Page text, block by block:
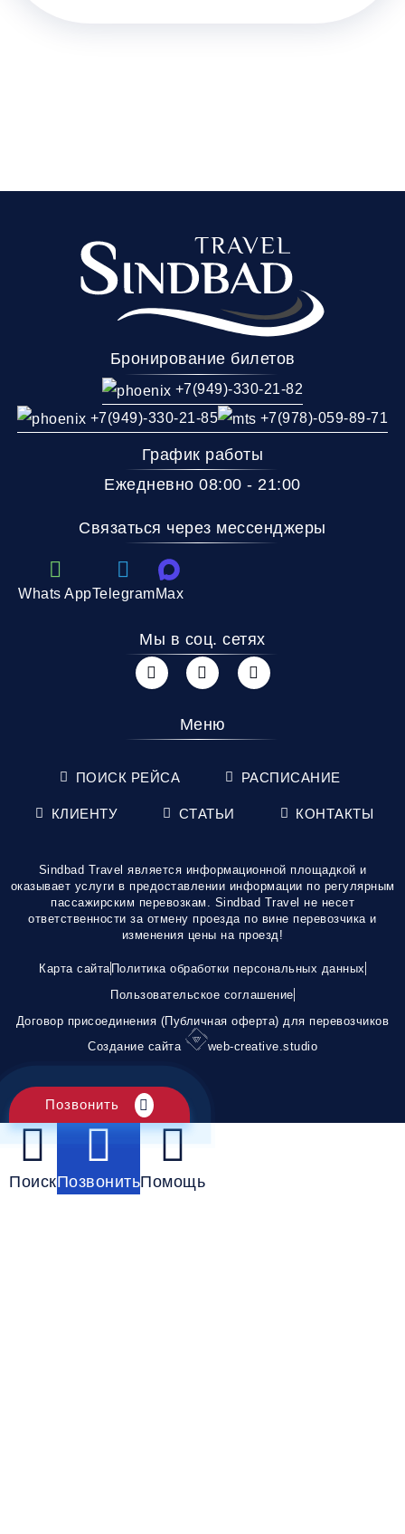
Бронирование билетов
+7(949)-330-21-82
+7(949)-330-21-85
+7(978)-059-89-71
График работы
Ежедневно 08:00 - 21:00
Связаться через мессенджеры
Whats AppTelegramMax
Мы в соц. сетях
Меню
ПОИСК РЕЙСА РАСПИСАНИЕ
КЛИЕНТУ СТАТЬИ КОНТАКТЫ
Sindbad Travel является информационной площадкой и
оказывает услуги в предоставлении информации по регулярным
пассажирским перевозкам. Sindbad Travel не несет
ответственности за отмену проезда по вине перевозчика и
изменения цены на проезд!
Карта сайта Политика обработки персональных данных
Пользовательское соглашение
Договор присоединения (Публичная оферта) для перевозчиков
Создание сайта
web-creative.studio
Позвонить
ПоискПозвонитьПомощь